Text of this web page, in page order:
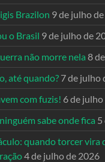
Brazilon 9 de julho
o Brasil 9 de julho de
não morre nela 8
até quando? 7 de julho
com fuzis! 6 de
sabe onde fica 5
quando torcer vira
4 de julho de 2026